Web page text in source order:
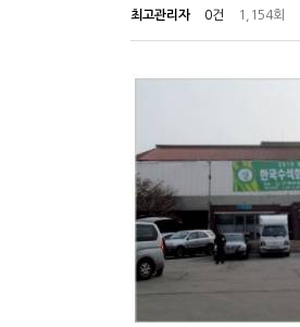
최고관리자 0건 1,154회